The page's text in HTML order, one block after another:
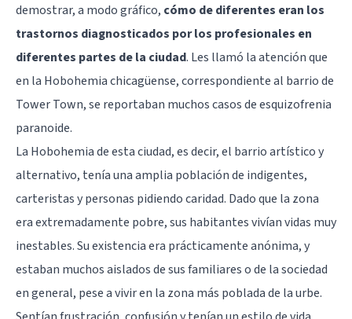
demostrar, a modo gráfico, cómo de diferentes eran los
trastornos diagnosticados por los profesionales en
diferentes partes de la ciudad. Les llamó la atención que
en la Hobohemia chicagüense, correspondiente al barrio de
Tower Town, se reportaban muchos casos de esquizofrenia
paranoide.
La Hobohemia de esta ciudad, es decir, el barrio artístico y
alternativo, tenía una amplia población de indigentes,
carteristas y personas pidiendo caridad. Dado que la zona
era extremadamente pobre, sus habitantes vivían vidas muy
inestables. Su existencia era prácticamente anónima, y
estaban muchos aislados de sus familiares o de la sociedad
en general, pese a vivir en la zona más poblada de la urbe.